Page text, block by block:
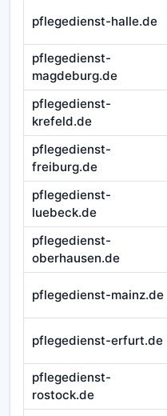
pflegedienst-halle.de
pflegedienst-
magdeburg.de
pflegedienst-
krefeld.de
pflegedienst-
freiburg.de
pflegedienst-
luebeck.de
pflegedienst-
oberhausen.de
pflegedienst-mainz.de
pflegedienst-erfurt.de
pflegedienst-
rostock.de